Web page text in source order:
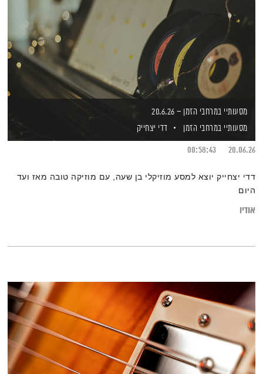
מסעותיי במרחבי הזמן – 20.6.26
מסעותיי במרחבי הזמן
דדי יצחייק
20.06.26
00:58:43
דדי יצחייק יוצא למסע מוזיקלי בן שעה, עם מוזיקה טובה מאז ועד
היום
אודיו